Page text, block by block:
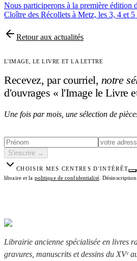
Nous participerons à la première édition
Cloître des Récollets à Metz, les 3, 4 et
Retour aux actualités
L'IMAGE, LE LIVRE ET LA LETTRE
Recevez, par courriel, notre
d'ouvrages « l'Image le Livre
Une fois par mois, une sélection de
S'inscrire →
CHOISIR MES CENTRES D'INTÉRÊT
libraire et la politique de confidentialité.
Librairie ancienne spécialisée en livres
gravures, manuscrits et dessins du XVᵉ